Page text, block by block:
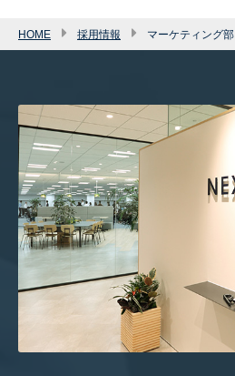
HOME 採用情報 マーケティング部